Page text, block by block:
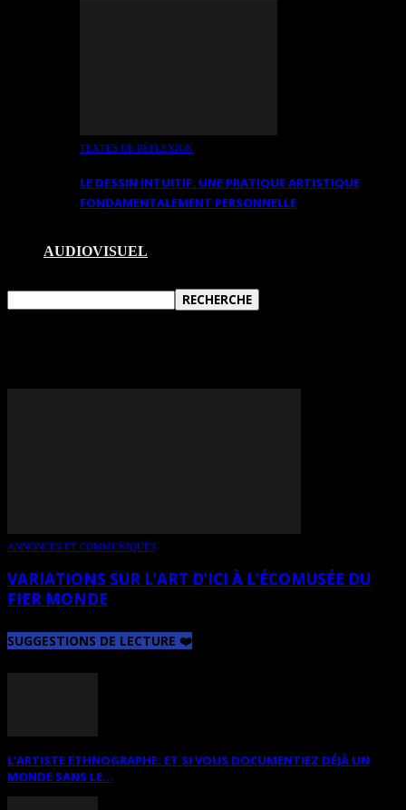
TEXTES DE RÉFLEXION
LE DESSIN INTUITIF. UNE PRATIQUE ARTISTIQUE
FONDAMENTALEMENT PERSONNELLE
AUDIOVISUEL
ANNONCES ET COMMUNIQUÉS
VARIATIONS SUR L’ART D’ICI À L’ÉCOMUSÉE DU
FIER MONDE
SUGGESTIONS DE LECTURE ❤️
L’ARTISTE ETHNOGRAPHE: ET SI VOUS DOCUMENTIEZ DÉJÀ UN
MONDE SANS LE...